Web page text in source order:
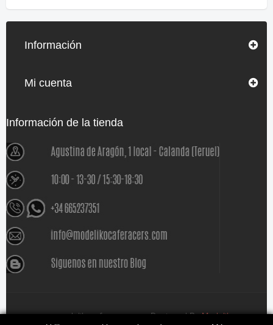
Información
Mi cuenta
Información de la tienda
www.modelikocaferacers.com Designed By Modeliko